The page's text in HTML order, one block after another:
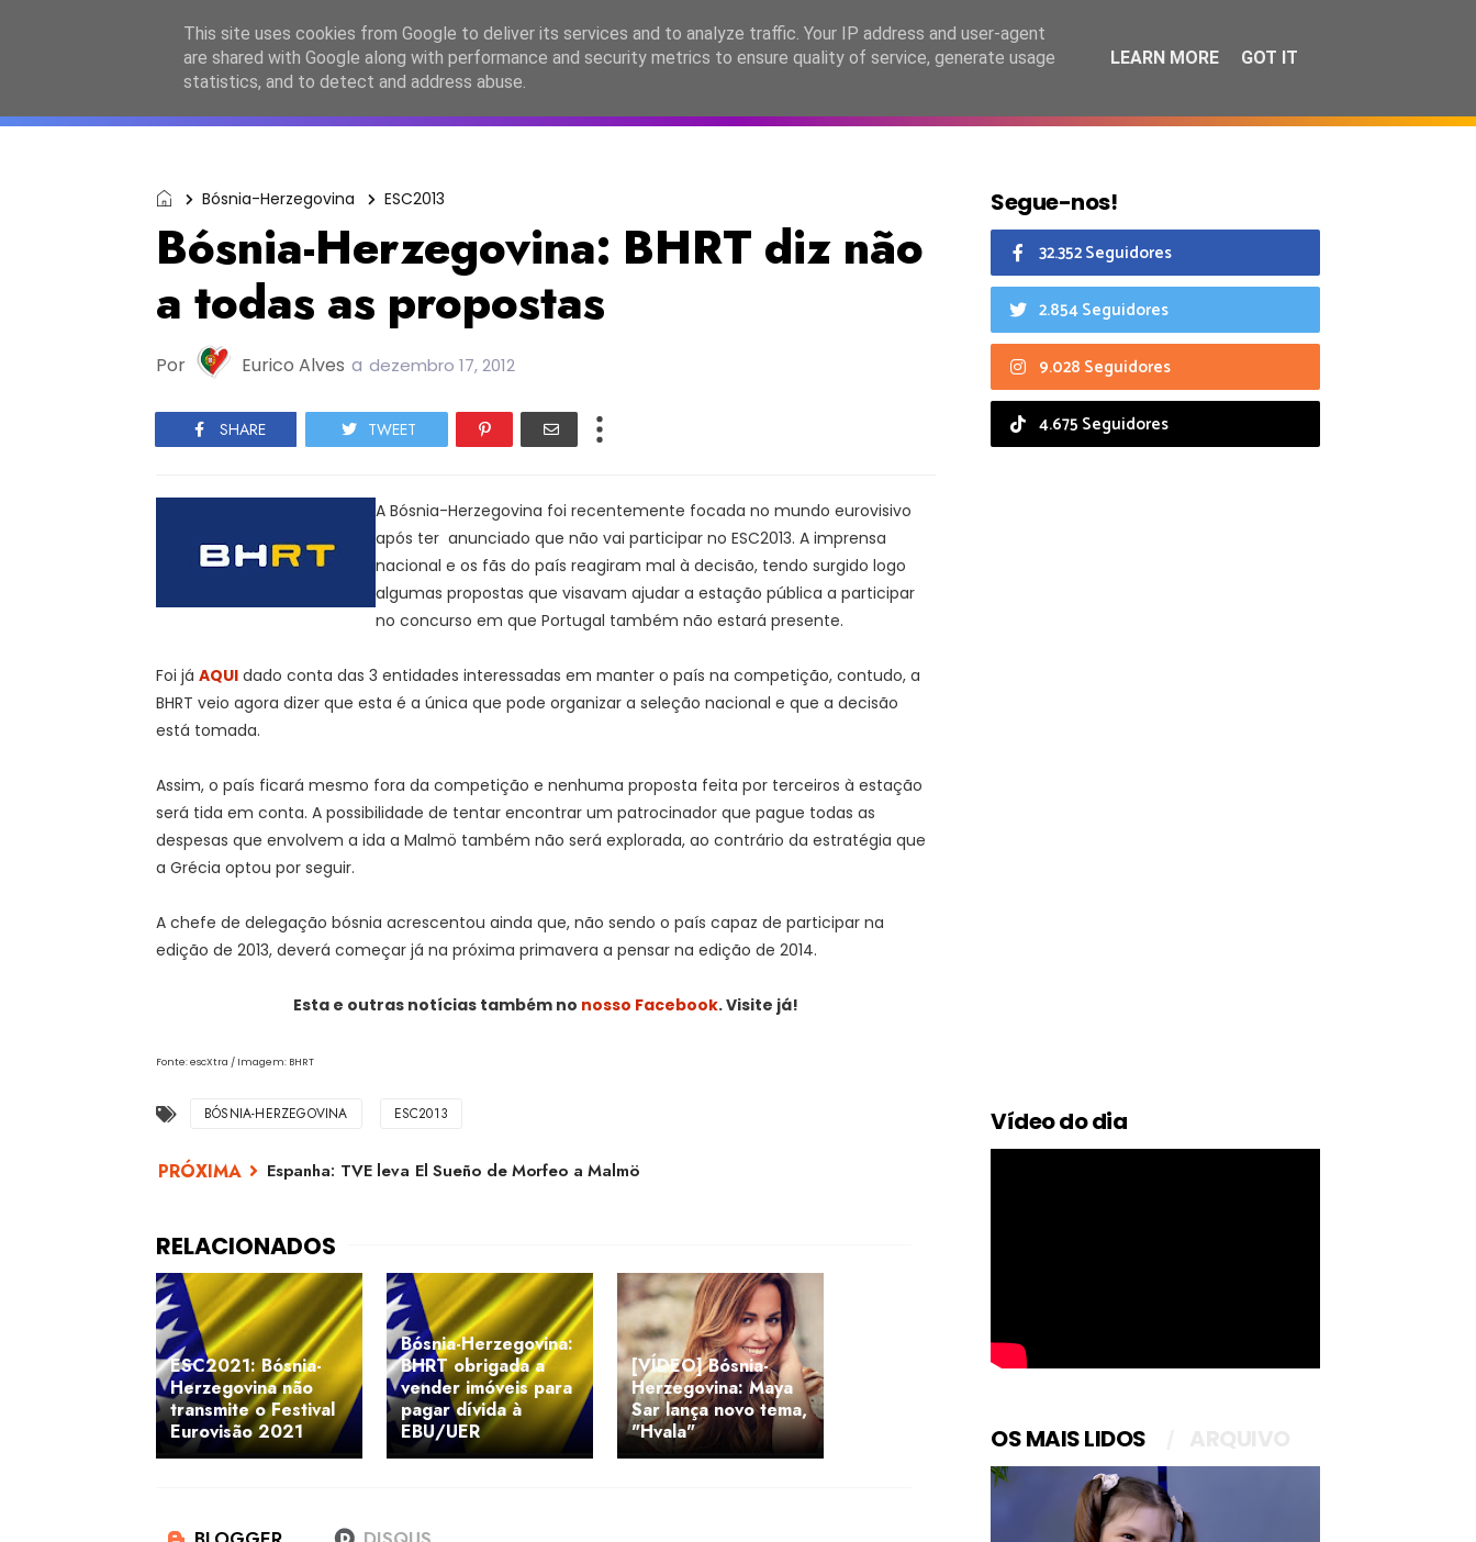
ESC2027 JESC2026 FC2026 EASC2026 PORTUGAL LANÇAMENTOS ESPECIAIS CALENDÁRIO
Bósnia-Herzegovina ESC2013
Bósnia-Herzegovina: BHRT diz não
a todas as propostas
Por Eurico Alves a dezembro 17, 2012
SHARE TWEET
A Bósnia-Herzegovina foi recentemente focada no mundo eurovisivo
após ter anunciado que não vai participar no ESC2013. A imprensa
nacional e os fãs do país reagiram mal à decisão, tendo surgido logo
algumas propostas que visavam ajudar a estação pública a participar
no concurso em que Portugal também não estará presente.
Foi já AQUI dado conta das 3 entidades interessadas em manter o país na competição, contudo, a
BHRT veio agora dizer que esta é a única que pode organizar a seleção nacional e que a decisão
está tomada.
Assim, o país ficará mesmo fora da competição e nenhuma proposta feita por terceiros à estação
será tida em conta. A possibilidade de tentar encontrar um patrocinador que pague todas as
despesas que envolvem a ida a Malmö também não será explorada, ao contrário da estratégia que
a Grécia optou por seguir.
A chefe de delegação bósnia acrescentou ainda que, não sendo o país capaz de participar na
edição de 2013, deverá começar já na próxima primavera a pensar na edição de 2014.
Esta e outras notícias também no nosso Facebook. Visite já!
Fonte: escXtra / Imagem: BHRT
BÓSNIA-HERZEGOVINA ESC2013
Espanha: TVE leva El Sueño de Morfeo a Malmö
ESC2021: Bósnia-
Herzegovina não
transmite o Festival
Eurovisão 2021
Bósnia-Herzegovina:
BHRT obrigada a
vender imóveis para
pagar dívida à
EBU/UER
[VÍDEO] Bósnia-
Herzegovina: Maya
Sar lança novo tema,
"Hvala"
Segue-nos!
32.352 Seguidores
2.854 Seguidores
9.028 Seguidores
4.675 Seguidores
Vídeo do dia
OS MAIS LIDOS
This site uses cookies from Google to deliver its services and to analyze traffic. Your IP address and user-agent
are shared with Google along with performance and security metrics to ensure quality of service, generate usage
statistics, and to detect and address abuse.
LEARN MORE GOT IT